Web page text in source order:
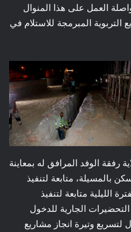
العمل على هذا المنوال
المبرمجة للاستلام في
رفقة الوفد المرافق له بمعاينة
انجاز متوسطة بحي 1050 مسكن بالمسيلة، متابعة لتنفيذ
الليلية متابعة لتنفيذ
الجارية للدخول
لتسريع وتيرة انجاز مشاريع